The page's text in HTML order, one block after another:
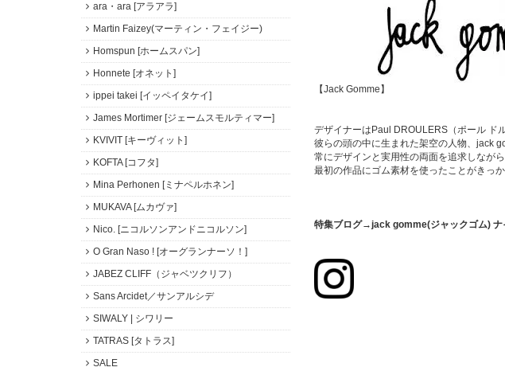
【Jack Gomme】
デザイナーはPaul DROULERS（ポール ド
彼らの頭の中に生まれた架空の人物、jack
常にデザインと実用性の両面を追求しなが
最初の作品にゴム素材を使ったことがきっ
特集ブログ→jack gomme(ジャックゴム)
ara・ara [アラアラ]
Martin Faizey(マーティン・フェイジー)
Homspun [ホームスパン]
Honnete [オネット]
ippei takei [イッペイタケイ]
James Mortimer [ジェームスモルティマー]
KVIVIT [キーヴィット]
KOFTA [コフタ]
Mina Perhonen [ミナペルホネン]
MUKAVA [ムカヴァ]
Nico. [ニコルソンアンドニコルソン]
O Gran Naso ! [オーグランナーソ！]
JABEZ CLIFF（ジャベツクリフ）
Sans Arcidet／サンアルシデ
SIWALY | シワリー
TATRAS [タトラス]
SALE